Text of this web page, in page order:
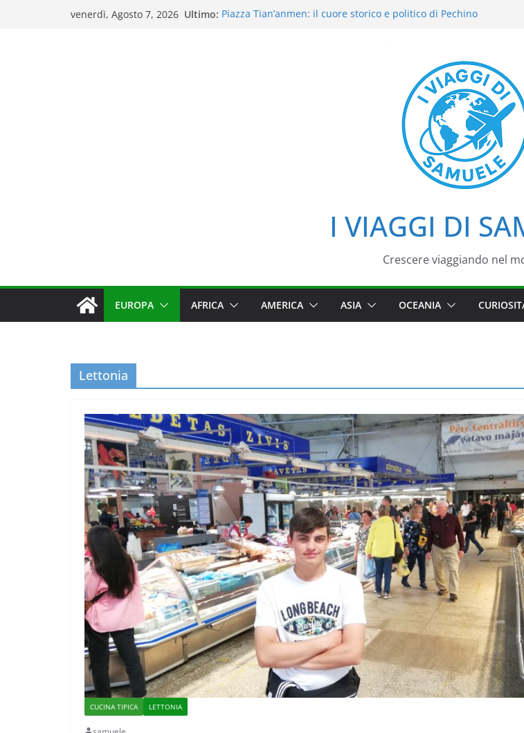
venerdì, Agosto 7, 2026 Ultimo: Piazza Tian’anmen: il cuore storico e politico di Pechino
Una giornata al Palazzo d’Estate tra loto, camminate e
Città Proibita: un viaggio tra imperatori, simboli e cortili
I VIAGGI DI
Crescere viaggiando nel
EUROPA AFRICA AMERICA ASIA OCEANIA
Lettonia
CUCINA TIPICA LETTONIA